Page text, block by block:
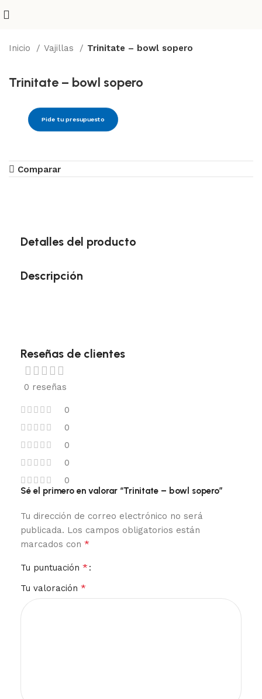
Inicio Vajillas Trinitate – bowl sopero
Trinitate – bowl sopero
Pide tu presupuesto
Comparar
Detalles del producto
Descripción
Reseñas de clientes
0 reseñas
0
0
0
0
0
Sé el primero en valorar “Trinitate – bowl sopero”
Tu dirección de correo electrónico no será
publicada. Los campos obligatorios están
marcados con *
Tu puntuación *
Tu valoración *